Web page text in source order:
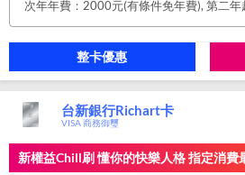
整卡優惠
台新銀行Richart卡
VISA 商務御璽
新權益Chill刷 懂你的快樂人格 指定消費